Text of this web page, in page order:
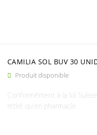
CAMILIA SOL BUV 30
 Produit disponible
Conformément à la loi
retiré qu'en pharmacie